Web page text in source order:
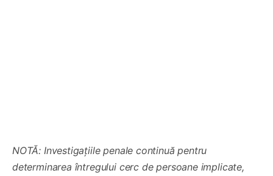
NOTĂ: Investigațiile penale continuă pentru
determinarea întregului cerc de persoane implicate,